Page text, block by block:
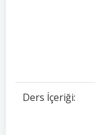
Ders İçeriği: